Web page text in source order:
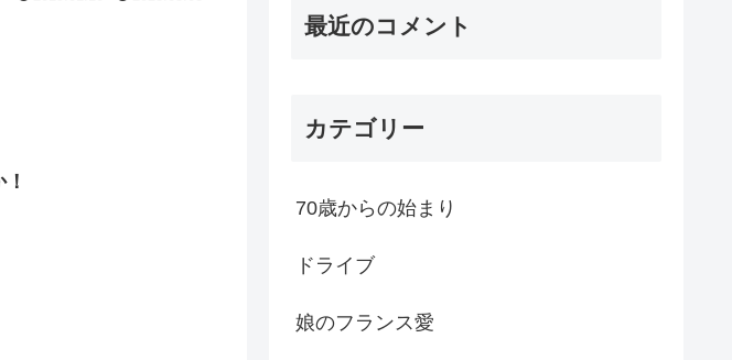
最近のコメント
カテゴリー
70歳からの始まり
ドライブ
娘のフランス愛